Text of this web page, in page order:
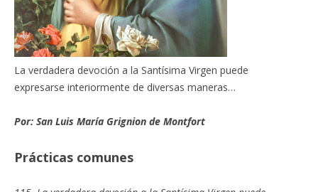
La verdadera devoción a la Santísima Virgen puede
expresarse interiormente de diversas maneras…
Por: San Luis María Grignion de Montfort
Prácticas comunes